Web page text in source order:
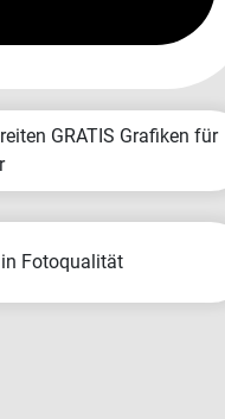
in Fotoqualität